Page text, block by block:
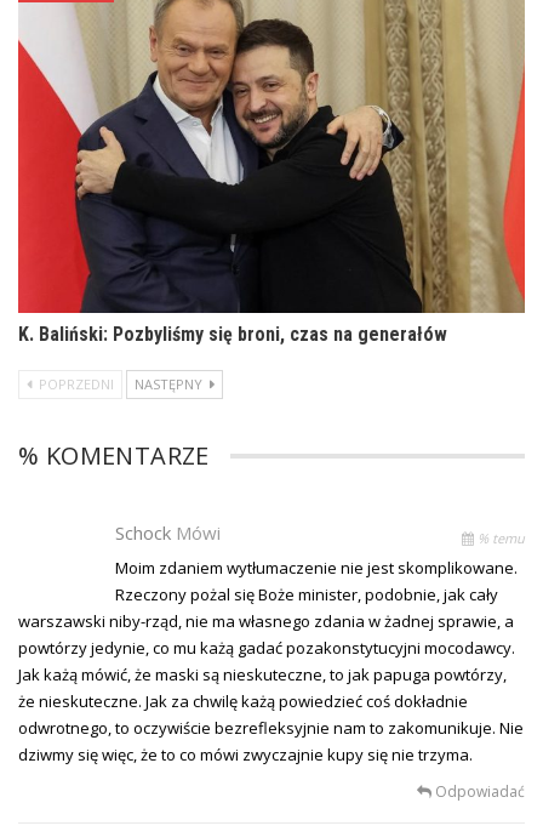
K. Baliński: Pozbyliśmy się broni, czas na generałów
POPRZEDNI NASTĘPNY
% KOMENTARZE
Schock Mówi % temu
Moim zdaniem wytłumaczenie nie jest skomplikowane.
Rzeczony pożal się Boże minister, podobnie, jak cały
warszawski niby-rząd, nie ma własnego zdania w żadnej sprawie, a
powtórzy jedynie, co mu każą gadać pozakonstytucyjni mocodawcy.
Jak każą mówić, że maski są nieskuteczne, to jak papuga powtórzy,
że nieskuteczne. Jak za chwilę każą powiedzieć coś dokładnie
odwrotnego, to oczywiście bezrefleksyjnie nam to zakomunikuje. Nie
dziwmy się więc, że to co mówi zwyczajnie kupy się nie trzyma.
Odpowiadać